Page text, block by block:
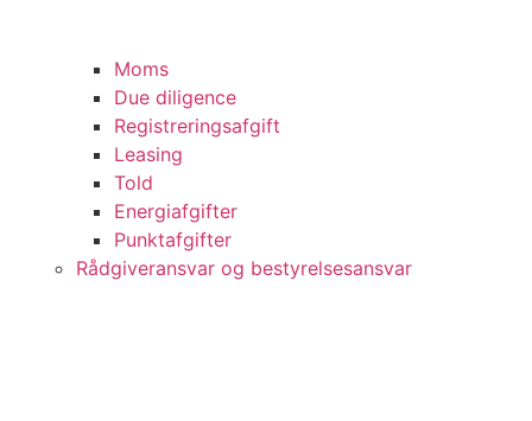
Moms
Due diligence
Registreringsafgift
Leasing
Told
Energiafgifter
Punktafgifter
Rådgiveransvar og bestyrelsesansvar